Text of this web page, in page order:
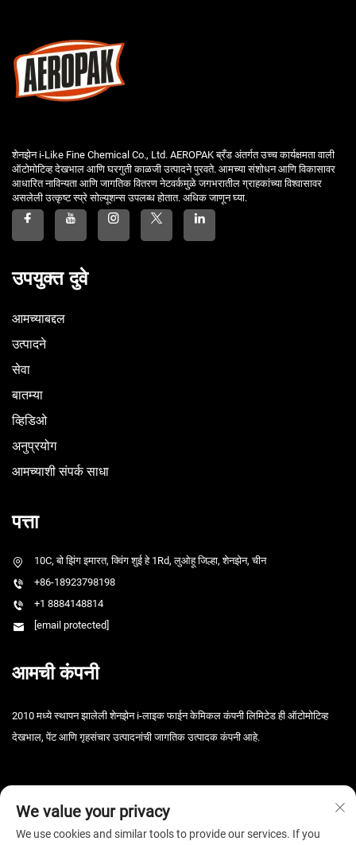
शेनझेन i-Like Fine Chemical Co., Ltd. AEROPAK ब्रँड अंतर्गत उच्च कार्यक्षमता वाली
ऑटोमोटिव्ह देखभाल आणि घरगुती काळजी उत्पादने पुरवते. आमच्या संशोधन आणि विकासावर
आधारित नाविन्यता आणि जागतिक वितरण नेटवर्कमुळे जगभरातील ग्राहकांच्या विश्वासावर
असलेली उत्कृष्ट स्प्रे सोल्यूशन्स उपलब्ध होतात. अधिक जाणून घ्या.
उपयुक्त दुवे
आमच्याबद्दल
उत्पादने
सेवा
बातम्या
व्हिडिओ
अनुप्रयोग
आमच्याशी संपर्क साधा
पत्ता
10C, बो झिंग इमारत, क्विंग शुई हे 1Rd, लुओहू जिल्हा, शेनझेन, चीन
+86-18923798198
+1 8884148814
[email protected]
आमची कंपनी
2010 मध्ये स्थापन झालेली शेनझेन i-लाइक फाईन केमिकल कंपनी लिमिटेड ही ऑटोमोटिव्ह
देखभाल, पेंट आणि गृहसंचार उत्पादनांची जागतिक उत्पादक कंपनी आहे.
We value your privacy
We use cookies and similar tools to provide our services. If you